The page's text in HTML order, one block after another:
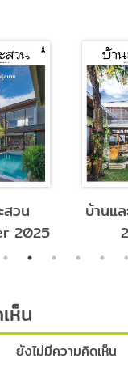
สวน
2025
บ้านแ
ห็น
ยังไม่มีความคิดเห็น